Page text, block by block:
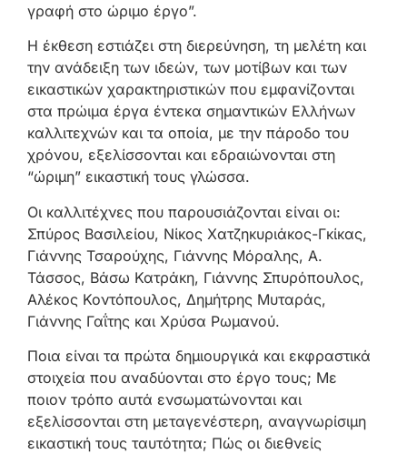
γραφή στο ώριμο έργο”.
Η έκθεση εστιάζει στη διερεύνηση, τη μελέτη και
την ανάδειξη των ιδεών, των μοτίβων και των
εικαστικών χαρακτηριστικών που εμφανίζονται
στα πρώιμα έργα έντεκα σημαντικών Ελλήνων
καλλιτεχνών και τα οποία, με την πάροδο του
χρόνου, εξελίσσονται και εδραιώνονται στη
“ώριμη” εικαστική τους γλώσσα.
Οι καλλιτέχνες που παρουσιάζονται είναι οι:
Σπύρος Βασιλείου, Νίκος Χατζηκυριάκος-Γκίκας,
Γιάννης Τσαρούχης, Γιάννης Μόραλης, Α.
Τάσσος, Βάσω Κατράκη, Γιάννης Σπυρόπουλος,
Αλέκος Κοντόπουλος, Δημήτρης Μυταράς,
Γιάννης Γαΐτης και Χρύσα Ρωμανού.
Ποια είναι τα πρώτα δημιουργικά και εκφραστικά
στοιχεία που αναδύονται στο έργο τους; Με
ποιον τρόπο αυτά ενσωματώνονται και
εξελίσσονται στη μεταγενέστερη, αναγνωρίσιμη
εικαστική τους ταυτότητα; Πώς οι διεθνείς